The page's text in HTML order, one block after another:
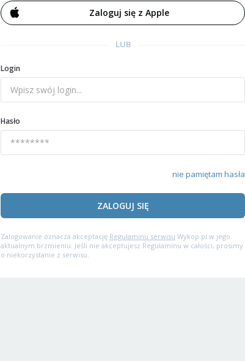
Zaloguj się z Apple
LUB
Login
Hasło
nie pamiętam hasła
ZALOGUJ SIĘ
Zalogowanie oznacza akceptację Regulaminu serwisu Wykop.pl w jego
aktualnym brzmieniu. Jeśli nie akceptujesz Regulaminu w całości, prosimy
o niekorzystanie z serwisu.